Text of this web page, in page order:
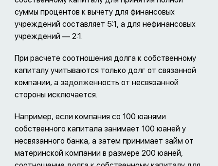
суммы процентов к вычету для финансовых
учреждений составляет 5:1, а для нефинансовых
учреждений — 2:1.
При расчете соотношения долга к собственному
капиталу учитываются только долг от связанной
компании, а задолженность от несвязанной
стороны исключается.
Например, если компания со 100 юанями
собственного капитала занимает 100 юаней у
несвязанного банка, а затем принимает займ от
материнской компании в размере 200 юаней,